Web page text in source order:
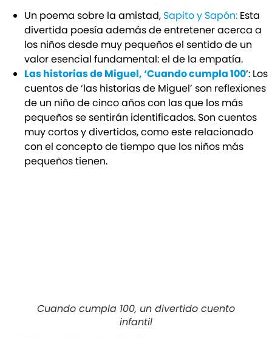
Un poema sobre la amistad, Sapito y Sapón: Esta
divertida poesía además de entretener acerca a
los niños desde muy pequeños el sentido de un
valor esencial fundamental: el de la empatía.
Las historias de Miguel, ‘Cuando cumpla 100‘: Los
cuentos de ‘las historias de Miguel’ son reflexiones
de un niño de cinco años con las que los más
pequeños se sentirán identificados. Son cuentos
muy cortos y divertidos, como este relacionado
con el concepto de tiempo que los niños más
pequeños tienen.
Cuando cumpla 100, un divertido cuento
infantil